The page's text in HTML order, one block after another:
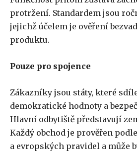
protržení. Standardem jsou
jejichž účelem je ověření
produktu.
Pouze pro spojence
Zákazníky jsou státy, které
demokratické hodnoty a
Hlavní odbytiště představují
Každý obchod je prověřen
a evropských pravidel a může